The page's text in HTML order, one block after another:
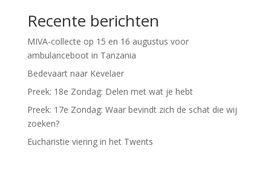
Recente berichten
MIVA-collecte op 15 en 16 augustus voor
ambulanceboot in Tanzania
Bedevaart naar Kevelaer
Preek: 18e Zondag: Delen met wat je hebt
Preek: 17e Zondag: Waar bevindt zich de schat die wij
zoeken?
Eucharistie viering in het Twents